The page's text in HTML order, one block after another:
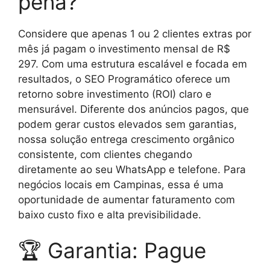
Considere que apenas 1 ou 2 clientes extras por
mês já pagam o investimento mensal de R$
297. Com uma estrutura escalável e focada em
resultados, o SEO Programático oferece um
retorno sobre investimento (ROI) claro e
mensurável. Diferente dos anúncios pagos, que
podem gerar custos elevados sem garantias,
nossa solução entrega crescimento orgânico
consistente, com clientes chegando
diretamente ao seu WhatsApp e telefone. Para
negócios locais em Campinas, essa é uma
oportunidade de aumentar faturamento com
baixo custo fixo e alta previsibilidade.
🏆 Garantia: Pague